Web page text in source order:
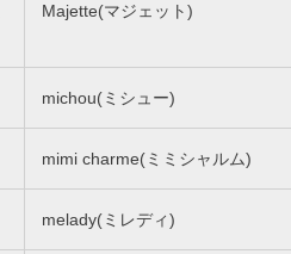
Majette(マジェット)
michou(ミシュー)
mimi charme(ミミシャルム)
melady(ミレディ)